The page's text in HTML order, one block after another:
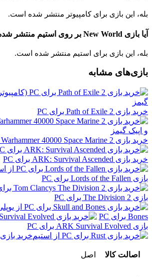
بله، این بازی برای کامپیوتر منتشر شده است.
آیا بازی New World بر روی استیم منتشر شده است؟
بله، این بازی برای استیم منتشر شده است.
بازی‌های مشابه
خرید بازی Path of Exile 2 برای PC
خرید بازی Warhammer 40000 Space Marine 2 برای PC
خرید بازی ARK: Survival Ascended برای PC
بازی Lords of the Fallen برای PC
بازی The Division 2 برای PC
Bones برای PC
بازی ARK Survival Evolved برای PC
خرید بازی Rust برای PC
اصالت کالا اصل